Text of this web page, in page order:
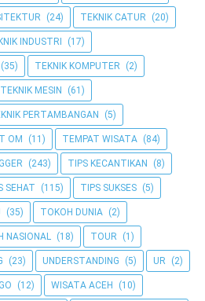
(24) TEKNIK CATUR (20)
INDUSTRI (17)
(35) TEKNIK KOMPUTER (2)
TEKNIK MESIN (61)
PERTAMBANGAN (5)
OM (11) TEMPAT WISATA (84)
(243) TIPS KECANTIKAN (8)
SEHAT (115) TIPS SUKSES (5)
(35) TOKOH DUNIA (2)
NASIONAL (18) TOUR (1)
(23) UNDERSTANDING (5) UR (2)
(12) WISATA ACEH (10)